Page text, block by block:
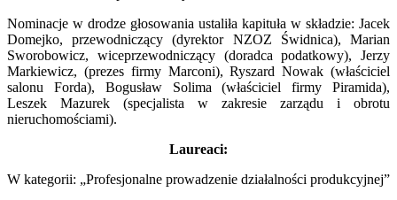
Nominacje w drodze głosowania ustaliła kapituła w składzie: Jacek
Domejko, przewodniczący (dyrektor NZOZ Świdnica), Marian
Sworobowicz, wiceprzewodniczący (doradca podatkowy), Jerzy
Markiewicz, (prezes firmy Marconi), Ryszard Nowak (właściciel
salonu Forda), Bogusław Solima (właściciel firmy Piramida),
Leszek Mazurek (specjalista w zakresie zarządu i obrotu
nieruchomościami).
Laureaci:
W kategorii: „Profesjonalne prowadzenie działalności produkcyjnej”